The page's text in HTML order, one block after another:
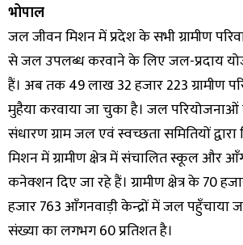
भोपाल
जल जीवन मिशन में प्रदेश के सभी ग्रामीण
से जल उपलब्ध करवाने के लिए जल-प्रदाय
हैं। अब तक 49 लाख 32 हजार 223 ग्रामीण
मुहैया करवाया जा चुका है। जल
संधारण ग्राम जल एवं स्वच्छता समितियों द्वारा
मिशन में ग्रामीण क्षेत्र में संचालित स्कूल और
कनेक्शन दिए जा रहे हैं। ग्रामीण क्षेत्र के 70
हजार 763 आँगनवाड़ी केन्द्रों में जल पहुँचाया
संख्या का लगभग 60 प्रतिशत है।